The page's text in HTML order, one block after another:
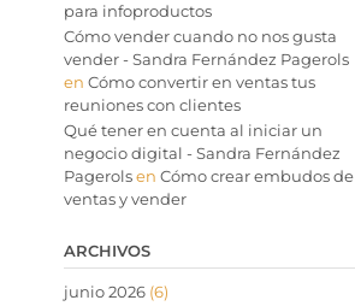
para infoproductos
Cómo vender cuando no nos gusta
vender - Sandra Fernández Pagerols
en Cómo convertir en ventas tus
reuniones con clientes
Qué tener en cuenta al iniciar un
negocio digital - Sandra Fernández
Pagerolsen Cómo crear embudos de
ventas y vender
ARCHIVOS
junio 2026(6)